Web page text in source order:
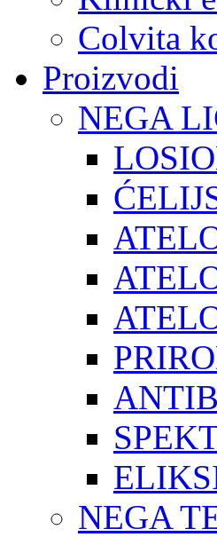
Colvita
Proizvodi
NEGA
NEGA